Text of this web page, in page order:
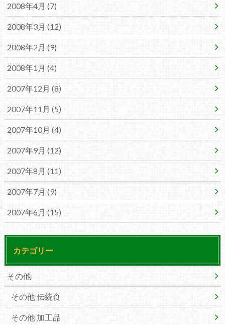
2008年4月 (7)
2008年3月 (12)
2008年2月 (9)
2008年1月 (4)
2007年12月 (8)
2007年11月 (5)
2007年10月 (4)
2007年9月 (12)
2007年8月 (11)
2007年7月 (9)
2007年6月 (15)
カテゴリー
その他
その他 伝統食
その他 加工品